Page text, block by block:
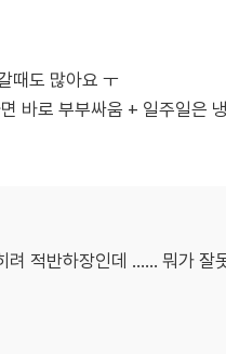
때도 많아요 ㅜ
바로 부부싸움 + 일주일은
적반하장인데 ...... 뭐가